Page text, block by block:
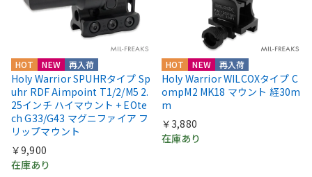
HOT NEW 再入荷
Holy Warrior SPUHRタイプ Sp
uhr RDF Aimpoint T1/2/M5 2.
25インチ ハイマウント + EOte
ch G33/G43 マグニファイア フ
リップマウント
￥9,900
在庫あり
HOT NEW 再入荷
Holy Warrior WILCOXタイプ C
ompM2 MK18 マウント 経30m
m
￥3,880
在庫あり